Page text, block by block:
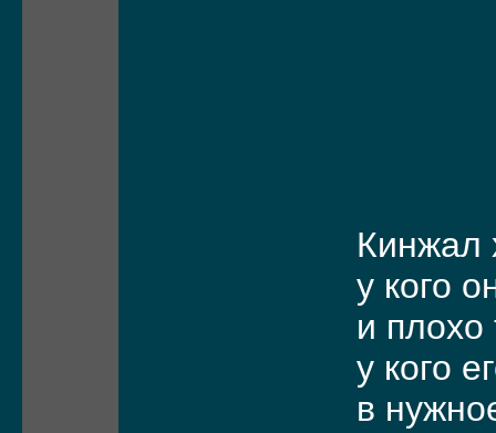
Кинжал
у кого
и плохо
у кого
в